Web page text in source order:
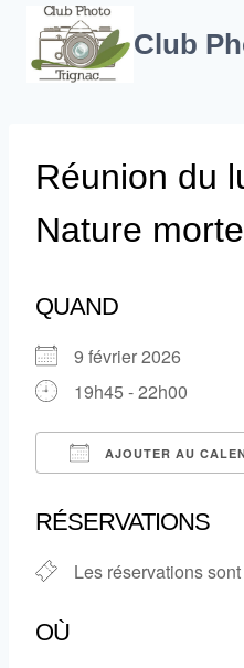
contenu
Club
Réunion du
Nature morte
QUAND
9 février 2026
19h45 - 22h00
AJOUTER AU
RÉSERVATIONS
Les réservations
OÙ